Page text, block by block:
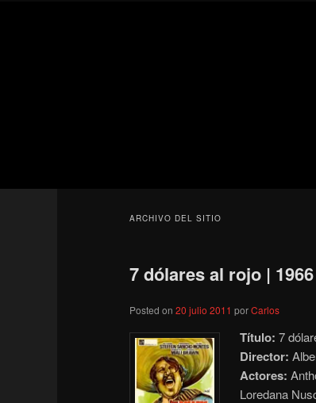
ARCHIVO DEL SITIO
7 dólares al rojo | 1966
Posted on20 julio 2011 porCarlos
Título: 7
Director:
Actores:
Loredana